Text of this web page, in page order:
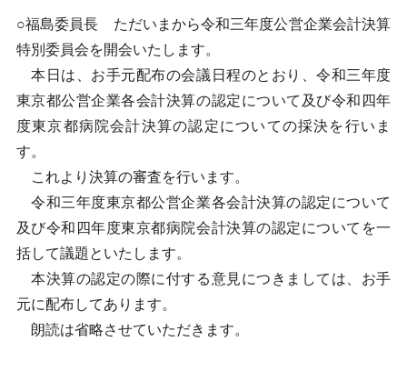
○福島委員長 ただいまから令和三年度公営企業会計決算
特別委員会を開会いたします。
本日は、お手元配布の会議日程のとおり、令和三年度
東京都公営企業各会計決算の認定について及び令和四年
度東京都病院会計決算の認定についての採決を行いま
す。
これより決算の審査を行います。
令和三年度東京都公営企業各会計決算の認定について
及び令和四年度東京都病院会計決算の認定についてを一
括して議題といたします。
本決算の認定の際に付する意見につきましては、お手
元に配布してあります。
朗読は省略させていただきます。